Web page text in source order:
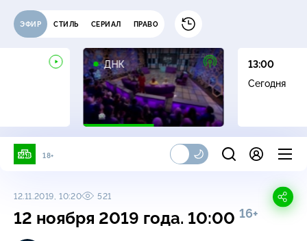
ЭФИР СТИЛЬ СЕРИАЛ ПРАВО
ДНК
16+
13:00
Сегодня
18+
12.11.2019, 10:20 521
12 ноября 2019 года. 10:00 16+